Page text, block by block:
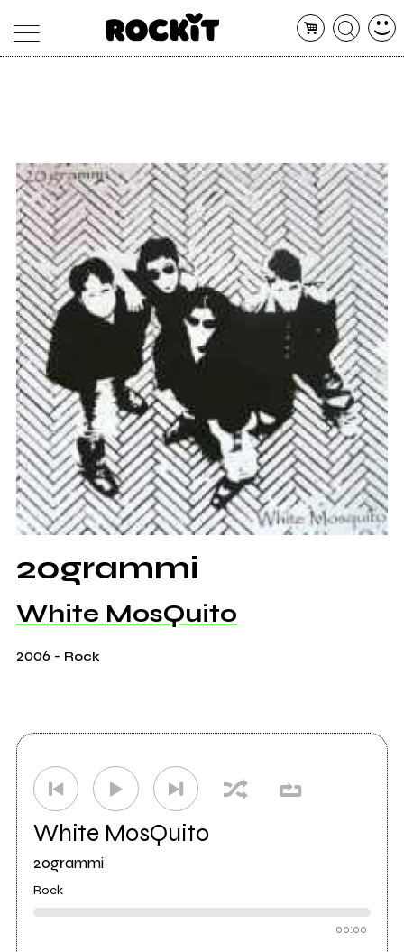
ARTISTI
CONCERTI
SHOP
RADIO
20grammi
White MosQuito
2006 - Rock
White MosQuito
20grammi
Rock
00:00